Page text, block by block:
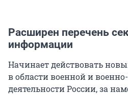
Расширен перечень
информации
Начинает действовать
в области военной и
деятельности России, за